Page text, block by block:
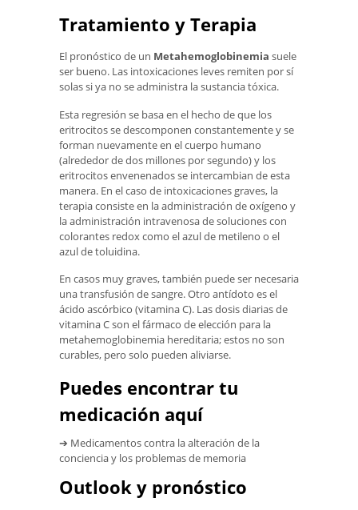
Tratamiento y Terapia
El pronóstico de un Metahemoglobinemia suele
ser bueno. Las intoxicaciones leves remiten por sí
solas si ya no se administra la sustancia tóxica.
Esta regresión se basa en el hecho de que los
eritrocitos se descomponen constantemente y se
forman nuevamente en el cuerpo humano
(alrededor de dos millones por segundo) y los
eritrocitos envenenados se intercambian de esta
manera. En el caso de intoxicaciones graves, la
terapia consiste en la administración de oxígeno y
la administración intravenosa de soluciones con
colorantes redox como el azul de metileno o el
azul de toluidina.
En casos muy graves, también puede ser necesaria
una transfusión de sangre. Otro antídoto es el
ácido ascórbico (vitamina C). Las dosis diarias de
vitamina C son el fármaco de elección para la
metahemoglobinemia hereditaria; estos no son
curables, pero solo pueden aliviarse.
Puedes encontrar tu
medicación aquí
➔ Medicamentos contra la alteración de la
conciencia y los problemas de memoria
Outlook y pronóstico